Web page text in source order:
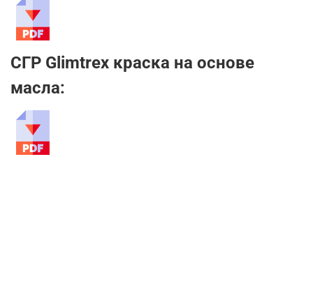
СГР Glimtrex краска на основе
масла: